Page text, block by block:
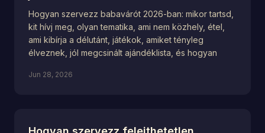
Hogyan szervezz babavárót 2026-ban: mikor tartsd,
kit hívj meg, olyan tematika, ami nem közhely, étel,
ami kibírja a délutánt, játékok, amiket tényleg
élveznek, jól megcsinált ajándéklista, és hogyan
Jun 28, 2026